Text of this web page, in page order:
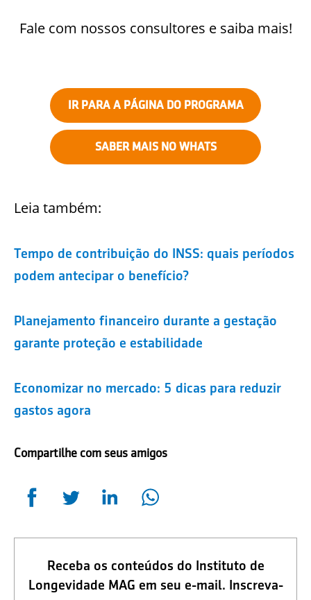
Fale com nossos consultores e saiba mais!
IR PARA A PÁGINA DO PROGRAMA
SABER MAIS NO WHATS
Leia também:
Tempo de contribuição do INSS: quais períodos
podem antecipar o benefício?
Planejamento financeiro durante a gestação
garante proteção e estabilidade
Economizar no mercado: 5 dicas para reduzir
gastos agora
Compartilhe com seus amigos
Receba os conteúdos do Instituto de
Longevidade MAG em seu e-mail. Inscreva-